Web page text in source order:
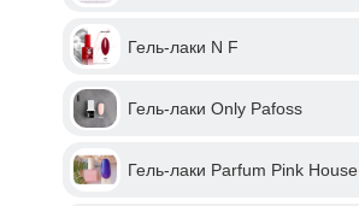
Гель-лаки N F
Гель-лаки Only Pafoss
Гель-лаки Parfum Pink House